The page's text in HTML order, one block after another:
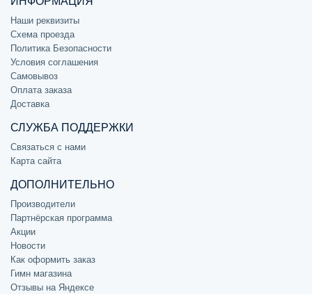
Наши реквизиты
Схема проезда
Политика Безопасности
Условия соглашения
Самовывоз
Оплата заказа
Доставка
СЛУЖБА ПОДДЕРЖКИ
Связаться с нами
Карта сайта
ДОПОЛНИТЕЛЬНО
Производители
Партнёрская программа
Акции
Новости
Как оформить заказ
Гимн магазина
Отзывы на Яндексе